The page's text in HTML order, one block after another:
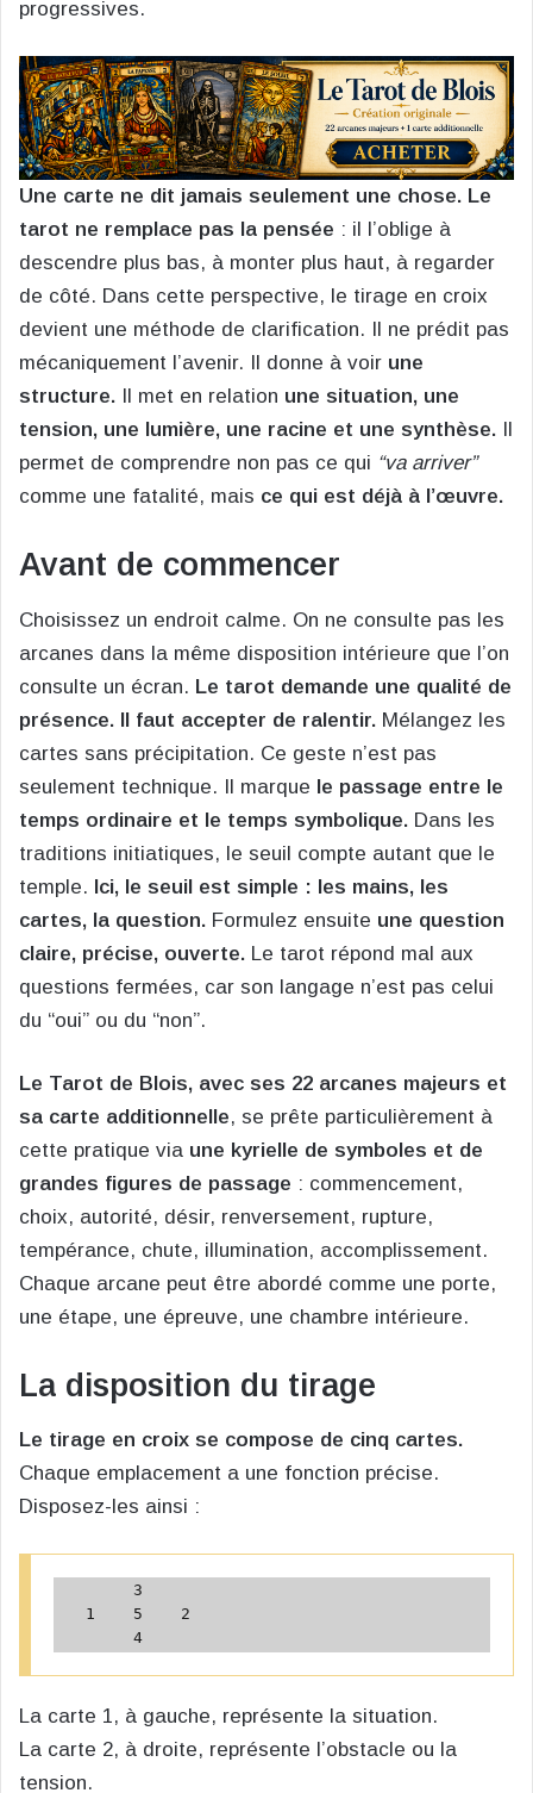
progressives.
Une carte ne dit jamais seulement une chose. Le
tarot ne remplace pas la pensée : il l’oblige à
descendre plus bas, à monter plus haut, à regarder
de côté. Dans cette perspective, le tirage en croix
devient une méthode de clarification. Il ne prédit pas
mécaniquement l’avenir. Il donne à voir une
structure. Il met en relation une situation, une
tension, une lumière, une racine et une synthèse.
permet de comprendre non pas ce qui “va arriver”
comme une fatalité, mais ce qui est déjà à l’œuvre.
Avant de commencer
Choisissez un endroit calme. On ne consulte pas les
arcanes dans la même disposition intérieure que l’on
consulte un écran. Le tarot demande une qualité de
présence. Il faut accepter de ralentir. Mélangez les
cartes sans précipitation. Ce geste n’est pas
seulement technique. Il marque le passage entre le
temps ordinaire et le temps symbolique. Dans les
traditions initiatiques, le seuil compte autant que le
temple. Ici, le seuil est simple : les mains, les
cartes, la question. Formulez ensuite une question
claire, précise, ouverte. Le tarot répond mal aux
questions fermées, car son langage n’est pas celui
du “oui” ou du “non”.
Le Tarot de Blois, avec ses 22 arcanes majeurs et
sa carte additionnelle, se prête particulièrement à
cette pratique via une kyrielle de symboles et de
grandes figures de passage : commencement,
choix, autorité, désir, renversement, rupture,
tempérance, chute, illumination, accomplissement.
Chaque arcane peut être abordé comme une porte,
une étape, une épreuve, une chambre intérieure.
La disposition du tirage
Le tirage en croix se compose de cinq cartes.
Chaque emplacement a une fonction précise.
Disposez-les ainsi :
        4
La carte 1, à gauche, représente la situation.
La carte 2, à droite, représente l’obstacle ou la
tension.